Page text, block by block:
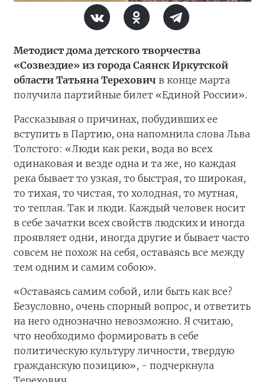
Методист дома детского творчества
«Созвездие» из города Саянск Иркутской
области Татьяна Терехович в конце марта
получила партийные билет «Единой России».
Рассказывая о причинах, побудивших ее
вступить в Партию, она напомнила слова Льва
Толстого: «Люди как реки, вода во всех
одинаковая и везде одна и та же, но каждая
река бывает то узкая, то быстрая, то широкая,
то тихая, то чистая, то холодная, то мутная,
то теплая. Так и люди. Каждый человек носит
в себе зачатки всех свойств людских и иногда
проявляет одни, иногда другие и бывает часто
совсем не похож на себя, оставаясь все между
тем одним и самим собою».
«Оставаясь самим собой, или быть как все?
Безусловно, очень спорный вопрос, и ответить
на него однозначно невозможно. Я считаю,
что необходимо формировать в себе
политическую культуру личности, твердую
гражданскую позицию», - подчеркнула